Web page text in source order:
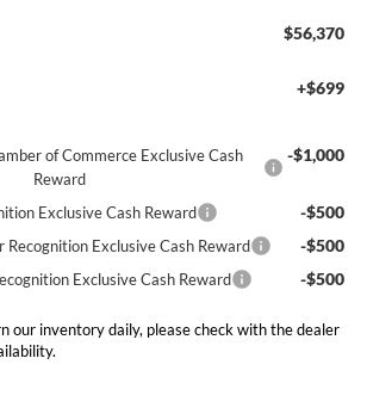
$56,370
+$699
of Commerce Exclusive Cash
Reward
-$1,000
Exclusive Cash Reward -$500
Exclusive Cash Reward -$500
Exclusive Cash Reward -$500
our inventory daily, please check with the dealer